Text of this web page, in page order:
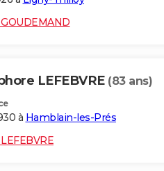
LEFEBVRE (83 ans)
à Hamblain-les-Prés